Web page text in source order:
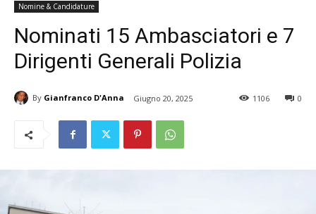
Nomine & Candidature
Nominati 15 Ambasciatori e 7
Dirigenti Generali Polizia
By Gianfranco D'Anna Giugno 20, 2025 0
1106